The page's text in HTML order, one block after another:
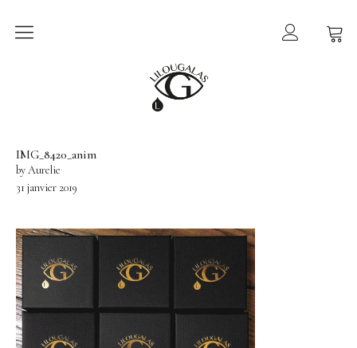
LILOU GALASCollection
Bijoux
Tout voir
Collier
Boucle d’oreille
IMG_8420_anim
by Aurelie
31 janvier 2019